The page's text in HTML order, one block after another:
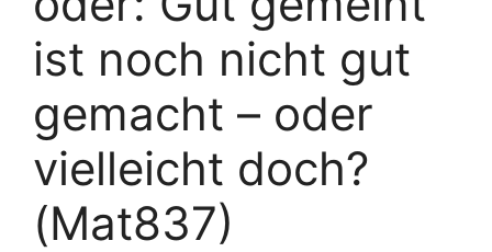
ist noch nicht gut
gemacht – oder
vielleicht doch?
(Mat837)